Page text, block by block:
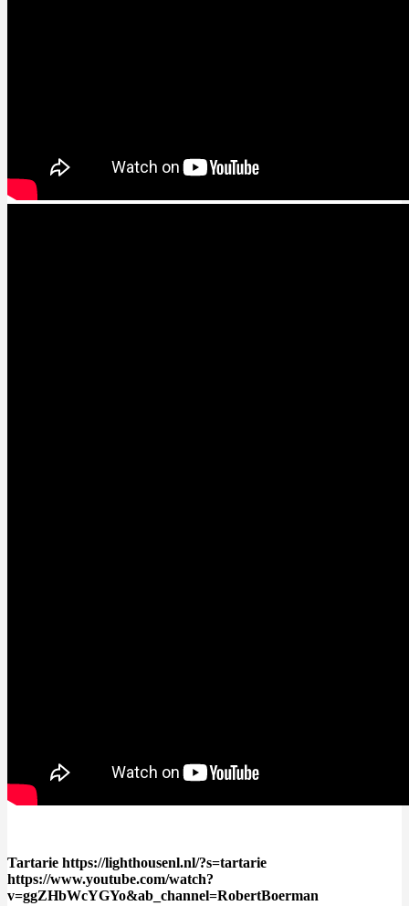
Tartarie https://lighthousenl.nl/?s=tartarie
https://www.youtube.com/watch?
v=ggZHbWcYGYo&ab_channel=RobertBoerman